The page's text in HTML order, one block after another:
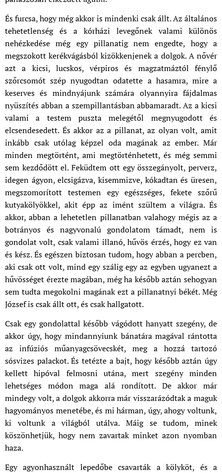
És furcsa, hogy még akkor is mindenki csak állt. Az általános
tehetetlenség és a kórházi levegőnek valami különös
nehézkedése még egy pillanatig nem engedte, hogy a
megszokott kerékvágásból kizökkenjenek a dolgok. A nővér
azt a kicsi, lucskos, vérpiros és magzatmáztól fénylő
szőrcsomót szép nyugodtan odatette a hasamra, mire a
keserves és mindnyájunk számára olyannyira fájdalmas
nyüszítés abban a szempillantásban abbamaradt. Az a kicsi
valami a testem puszta melegétől megnyugodott és
elcsendesedett. És akkor az a pillanat, az olyan volt, amit
inkább csak utólag képzel oda magának az ember. Már
minden megtörtént, ami megtörténhetett, és még semmi
sem kezdődött el. Feküdtem ott egy összegányolt, perverz,
idegen ágyon, elcsigázva, kisemmizve, kókadtan és üresen,
megszomorított testemen egy egészséges, fekete szőrű
kutyakölyökkel, akit épp az imént szültem a világra. És
akkor, abban a lehetetlen pillanatban valahogy mégis az a
botrányos és nagyvonalú gondolatom támadt, nem is
gondolat volt, csak valami illanó, hűvös érzés, hogy ez van
és kész. És egészen biztosan tudom, hogy abban a percben,
aki csak ott volt, mind egy szálig egy az egyben ugyanezt a
hűvösséget érezte magában, még ha később aztán sehogyan
sem tudta megokolni magának ezt a pillanatnyi békét. Még
József is csak állt ott, és csak hallgatott.
Csak egy gondolattal később vágódott hanyatt szegény, de
akkor úgy, hogy mindannyiunk bánatára magával rántotta
az infúziós műanyagcsövecskét, meg a hozzá tartozó
sósvizes palackot. És tetézte a bajt, hogy később aztán úgy
kellett hipóval felmosni utána, mert szegény minden
lehetséges módon maga alá rondított. De akkor már
mindegy volt, a dolgok akkorra már visszarázódtak a maguk
hagyományos menetébe, és mi hárman, úgy, ahogy voltunk,
ki voltunk a világból utálva. Máig se tudom, minek
köszönhetjük, hogy nem zavartak minket azon nyomban
haza.
Egy agyonhasznált lepedőbe csavarták a kölyköt, és a